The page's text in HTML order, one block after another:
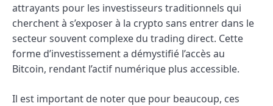
attrayants pour les investisseurs traditionnels qui
cherchent à s’exposer à la crypto sans entrer dans le
secteur souvent complexe du trading direct. Cette
forme d’investissement a démystifié l’accès au
Bitcoin, rendant l’actif numérique plus accessible.
Il est important de noter que pour beaucoup, ces